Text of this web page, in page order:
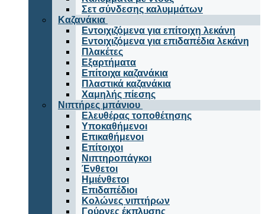
Σετ σύνδεσης καλυμμάτων
Καζανάκια
Εντοιχιζόμενα για επίτοιχη λεκάνη
Εντοιχιζόμενα για επιδαπέδια λεκάνη
Πλακέτες
Εξαρτήματα
Επίτοιχα καζανάκια
Πλαστικά καζανάκια
Χαμηλής πίεσης
Νιπτήρες μπάνιου
Ελευθέρας τοποθέτησης
Υποκαθήμενοι
Επικαθήμενοι
Επίτοιχοι
Νιπτηροπάγκοι
Ένθετοι
Ημιένθετοι
Επιδαπέδιοι
Κολώνες νιπτήρων
Γούρνες έκπλυσης